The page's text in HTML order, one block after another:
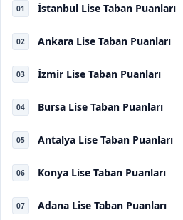
01 İstanbul Lise Taban Puanları
02 Ankara Lise Taban Puanları
03 İzmir Lise Taban Puanları
04 Bursa Lise Taban Puanları
05 Antalya Lise Taban Puanları
06 Konya Lise Taban Puanları
07 Adana Lise Taban Puanları